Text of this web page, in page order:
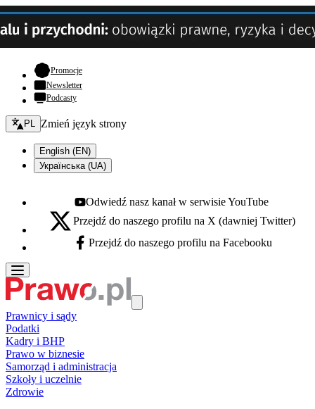
Promocje- otwiera się w nowej karcie
Newsletter
Podcasty
Zmień język - bieżący:
PL Zmień język strony
English (EN)
Українська (UA)
Youtube - otwiera się w nowej karcie
Odwiedź nasz kanał w serwisie YouTube
X - otwiera się w nowej karcie
Przejdź do naszego profilu na X (dawniej Twitter)
Facebook - otwiera się w nowej karcie
Przejdź do naszego profilu na Facebooku
Prawnicy i sądy
Podatki
Kadry i BHP
Prawo w biznesie
Samorząd i administracja
Szkoły i uczelnie
Zdrowie